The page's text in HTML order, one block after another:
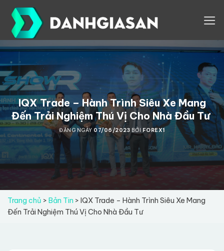
content
IQX Trade – Hành Trình Siêu Xe Mang
Đến Trải Nghiệm Thú Vị Cho Nhà Đầu Tư
ĐĂNG NGÀY 07/06/2023 BỞI FOREX1
Trang chủ > Bản Tin > IQX Trade – Hành Trình Siêu Xe Mang
Đến Trải Nghiệm Thú Vị Cho Nhà Đầu Tư